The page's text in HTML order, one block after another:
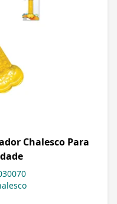
Chalesco Para